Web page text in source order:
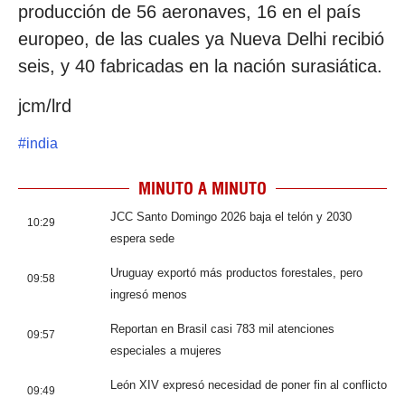
producción de 56 aeronaves, 16 en el país
europeo, de las cuales ya Nueva Delhi recibió
seis, y 40 fabricadas en la nación surasiática.
jcm/lrd
#india
MINUTO A MINUTO
10:29
JCC Santo Domingo 2026 baja el telón y 2030
espera sede
09:58
Uruguay exportó más productos forestales, pero
ingresó menos
09:57
Reportan en Brasil casi 783 mil atenciones
especiales a mujeres
09:49
León XIV expresó necesidad de poner fin al conflicto